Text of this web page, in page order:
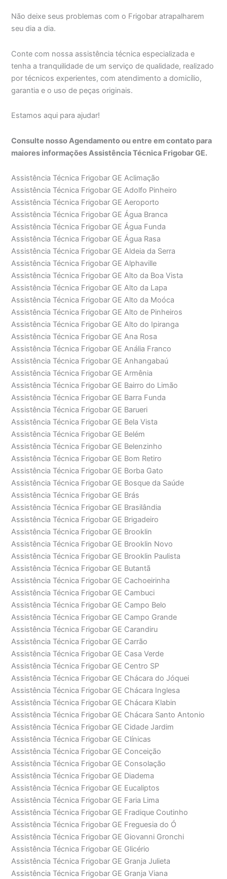
Não deixe seus problemas com o Frigobar atrapalharem
seu dia a dia.
Conte com nossa assistência técnica especializada e
tenha a tranquilidade de um serviço de qualidade, realizado
por técnicos experientes, com atendimento a domicílio,
garantia e o uso de peças originais.
Estamos aqui para ajudar!
Consulte nosso Agendamento ou entre em contato para
maiores informações Assistência Técnica Frigobar GE.
Assistência Técnica Frigobar GE Aclimação
Assistência Técnica Frigobar GE Adolfo Pinheiro
Assistência Técnica Frigobar GE Aeroporto
Assistência Técnica Frigobar GE Água Branca
Assistência Técnica Frigobar GE Água Funda
Assistência Técnica Frigobar GE Água Rasa
Assistência Técnica Frigobar GE Aldeia da Serra
Assistência Técnica Frigobar GE Alphaville
Assistência Técnica Frigobar GE Alto da Boa Vista
Assistência Técnica Frigobar GE Alto da Lapa
Assistência Técnica Frigobar GE Alto da Moóca
Assistência Técnica Frigobar GE Alto de Pinheiros
Assistência Técnica Frigobar GE Alto do Ipiranga
Assistência Técnica Frigobar GE Ana Rosa
Assistência Técnica Frigobar GE Anália Franco
Assistência Técnica Frigobar GE Anhangabaú
Assistência Técnica Frigobar GE Armênia
Assistência Técnica Frigobar GE Bairro do Limão
Assistência Técnica Frigobar GE Barra Funda
Assistência Técnica Frigobar GE Barueri
Assistência Técnica Frigobar GE Bela Vista
Assistência Técnica Frigobar GE Belém
Assistência Técnica Frigobar GE Belenzinho
Assistência Técnica Frigobar GE Bom Retiro
Assistência Técnica Frigobar GE Borba Gato
Assistência Técnica Frigobar GE Bosque da Saúde
Assistência Técnica Frigobar GE Brás
Assistência Técnica Frigobar GE Brasilândia
Assistência Técnica Frigobar GE Brigadeiro
Assistência Técnica Frigobar GE Brooklin
Assistência Técnica Frigobar GE Brooklin Novo
Assistência Técnica Frigobar GE Brooklin Paulista
Assistência Técnica Frigobar GE Butantã
Assistência Técnica Frigobar GE Cachoeirinha
Assistência Técnica Frigobar GE Cambuci
Assistência Técnica Frigobar GE Campo Belo
Assistência Técnica Frigobar GE Campo Grande
Assistência Técnica Frigobar GE Carandiru
Assistência Técnica Frigobar GE Carrão
Assistência Técnica Frigobar GE Casa Verde
Assistência Técnica Frigobar GE Centro SP
Assistência Técnica Frigobar GE Chácara do Jóquei
Assistência Técnica Frigobar GE Chácara Inglesa
Assistência Técnica Frigobar GE Chácara Klabin
Assistência Técnica Frigobar GE Chácara Santo Antonio
Assistência Técnica Frigobar GE Cidade Jardim
Assistência Técnica Frigobar GE Clínicas
Assistência Técnica Frigobar GE Conceição
Assistência Técnica Frigobar GE Consolação
Assistência Técnica Frigobar GE Diadema
Assistência Técnica Frigobar GE Eucaliptos
Assistência Técnica Frigobar GE Faria Lima
Assistência Técnica Frigobar GE Fradique Coutinho
Assistência Técnica Frigobar GE Freguesia do Ó
Assistência Técnica Frigobar GE Giovanni Gronchi
Assistência Técnica Frigobar GE Glicério
Assistência Técnica Frigobar GE Granja Julieta
Assistência Técnica Frigobar GE Granja Viana